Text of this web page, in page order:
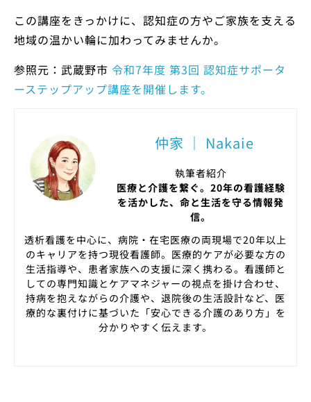
この講座をきっかけに、認知症の方やご家族を支える
地域の温かい輪に加わってみませんか。
参照元：武蔵野市 令和7年度 第3回 認知症サポータ
ーステップアップ講座を開催します。
仲家 ｜ Nakaie
執筆者紹介
医療と介護を繋ぐ。20年の看護経験
を活かした、命と生活を守る情報発
信。
透析看護を中心に、病院・在宅医療の両現場で20年以上
のキャリアを持つ現役看護師。医療的ケアが必要な方の
生活指導や、患者家族への支援に深く携わる。看護師と
しての専門知識とケアマネジャーの視点を掛け合わせ、
持病を抱えながらの介護や、退院後の生活設計など、医
療的な裏付けに基づいた「安心できる介護のあり方」を
分かりやすく伝えます。